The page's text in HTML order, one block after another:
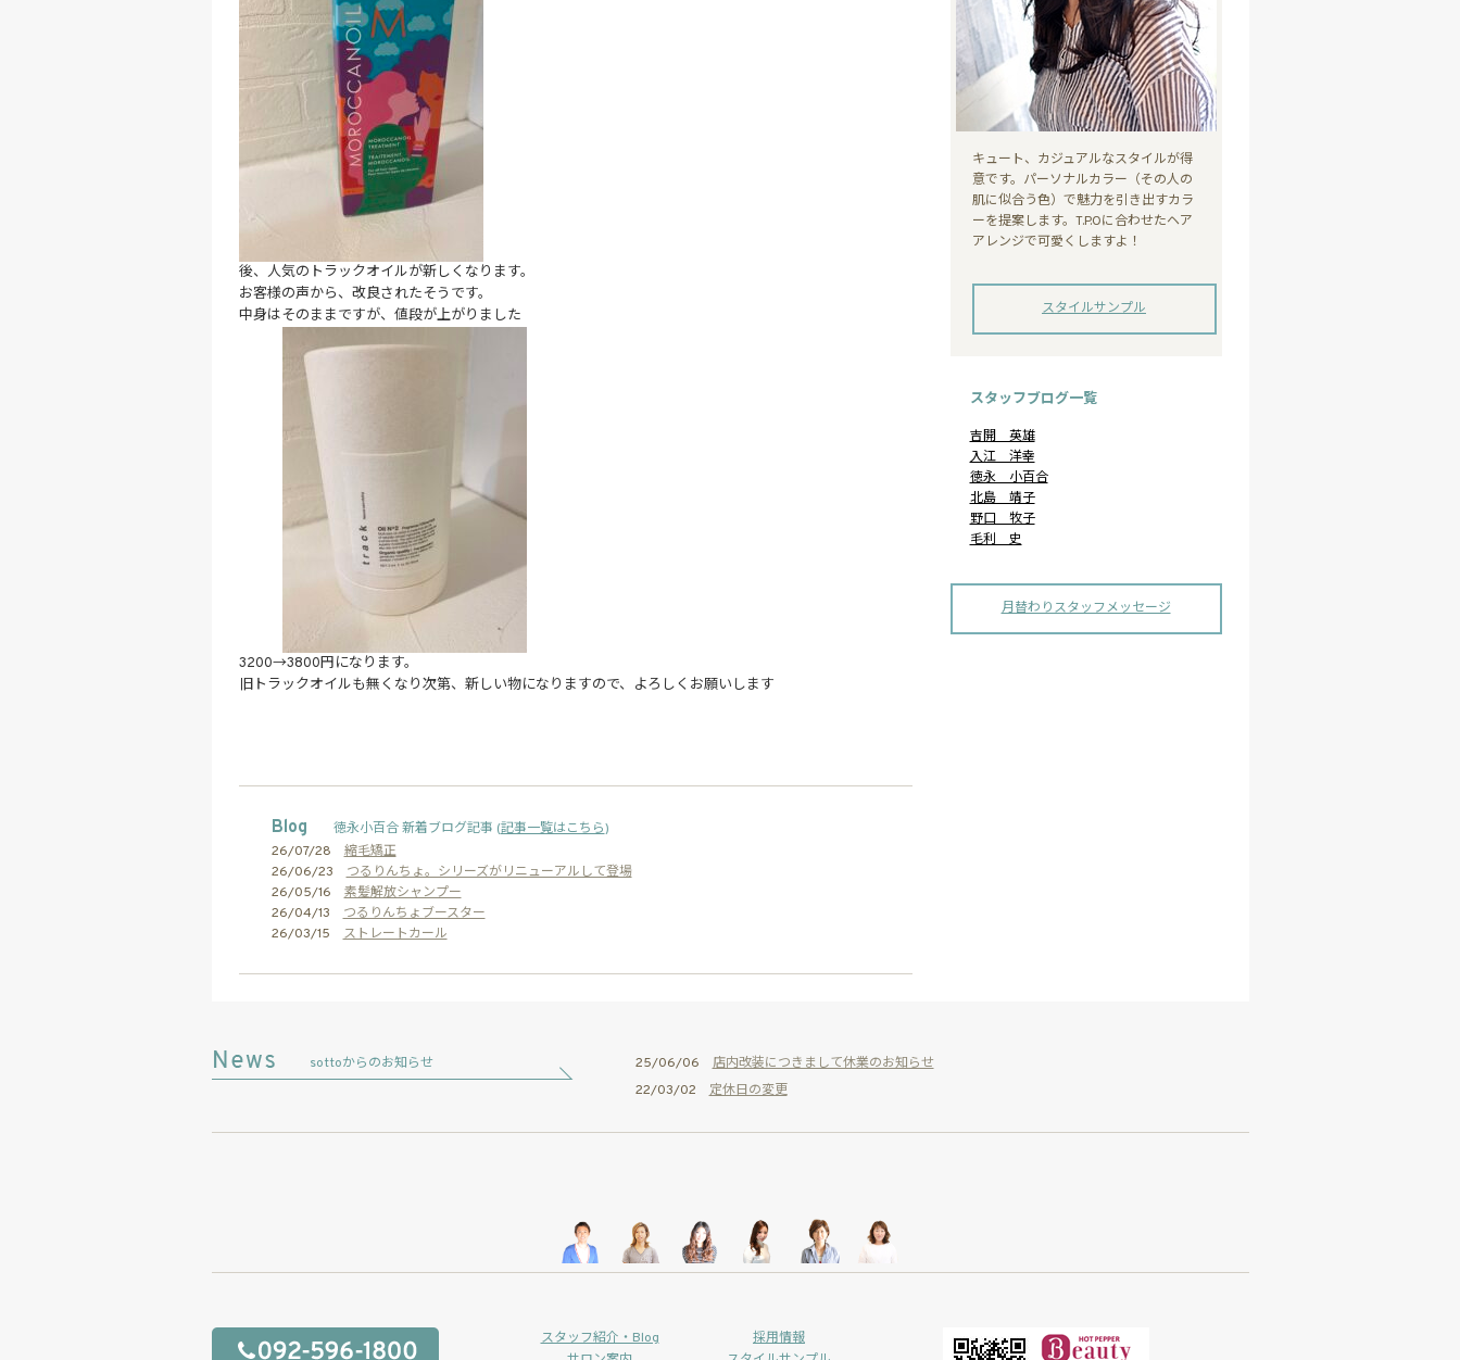
後、人気のトラックオイルが新しくなります。
お客様の声から、改良されたそうです。
中身はそのままですが、値段が上がりました
3200→3800円になります。
旧トラックオイルも無くなり次第、新しい物になりますので、よろしくお願いします
Blog 徳永小百合 新着ブログ記事 (記事一覧はこちら)
26/07/28 縮毛矯正
26/06/23 つるりんちょ。シリーズがリニューアルして登場
26/05/16 素髪解放シャンプー
26/04/13 つるりんちょブースター
26/03/15 ストレートカール
キュート、カジュアルなスタイルが得
意です。パーソナルカラー（その人の
肌に似合う色）で魅力を引き出すカラ
ーを提案します。T.P.Oに合わせたヘア
アレンジで可愛くしますよ！
スタイルサンプル
スタッフブログ一覧
吉開 英雄
入江 洋幸
徳永 小百合
北島 靖子
野口 牧子
毛利 史
月替わりスタッフメッセージ
sottoからのお知らせ 25/06/06 店内改装につきまして休業のお知らせ
22/03/02 定休日の変更
スタッフ紹介・Blog
採用情報